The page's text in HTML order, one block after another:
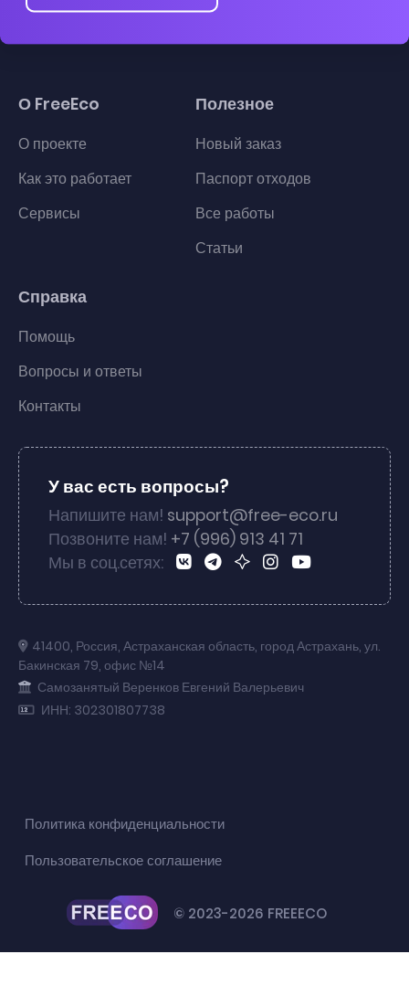
О FreeEco
О проекте
Как это работает
Сервисы
Полезное
Новый заказ
Паспорт отходов
Все работы
Статьи
Справка
Помощь
Вопросы и ответы
Контакты
У вас есть вопросы?
Напишите нам! support@free-eco.ru
Позвоните нам! +7 (996) 913 41 71
Мы в соц.сетях:
41400, Россия, Астраханская область, город Астрахань, ул.
Бакинская 79, офис №14
Самозанятый Веренков Евгений Валерьевич
ИНН: 302301807738
© 2023-2026 FREEECO
Политика конфиденциальности
Пользовательское соглашение